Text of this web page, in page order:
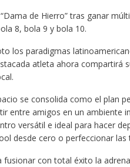
de Hierro” tras ganar
8, bola 9 y bola 10.
los paradigmas
atleta ahora compartirá
se consolida como el plan
entre amigos en un ambiente
versátil e ideal para hacer
desde cero o perfeccionar
fusionar con total éxito la